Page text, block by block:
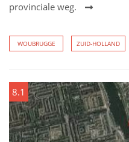
provinciale weg.
WOUBRUGGE ZUID-HOLLAND
8.1